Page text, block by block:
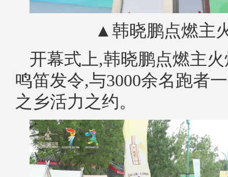
▲韩晓鹏点燃主
开幕式上,韩晓鹏点燃主
鸣笛发令,与3000余名跑者
之乡活力之约。